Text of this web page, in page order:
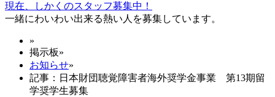
現在、しかくのスタッフ募集中！
一緒にわいわい出来る熱い人を募集しています。
»
掲示板»
お知らせ»
記事：日本財団聴覚障害者海外奨学金事業 第13期留
学奨学生募集